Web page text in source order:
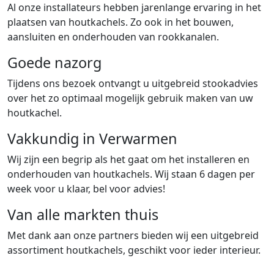
Al onze installateurs hebben jarenlange ervaring in het
plaatsen van houtkachels. Zo ook in het bouwen,
aansluiten en onderhouden van rookkanalen.
Goede nazorg
Tijdens ons bezoek ontvangt u uitgebreid stookadvies
over het zo optimaal mogelijk gebruik maken van uw
houtkachel.
Vakkundig in Verwarmen
Wij zijn een begrip als het gaat om het installeren en
onderhouden van houtkachels. Wij staan 6 dagen per
week voor u klaar, bel voor advies!
Van alle markten thuis
Met dank aan onze partners bieden wij een uitgebreid
assortiment houtkachels, geschikt voor ieder interieur.